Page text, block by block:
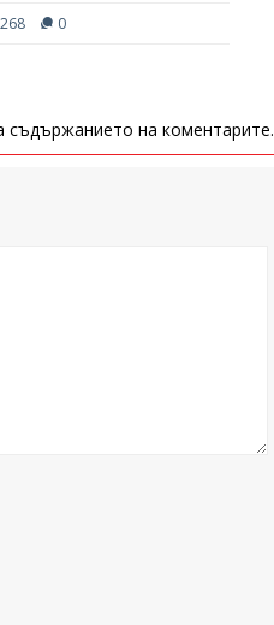
268 0
съдържанието на коментарите.